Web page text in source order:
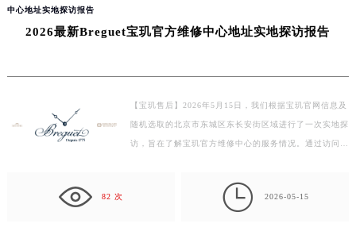
中心地址实地探访报告
2026最新Breguet宝玑官方维修中心地址实地探访报告
【宝玑售后】2026年5月15日，我们根据宝玑官网信息及
随机选取的北京市东城区东长安街区域进行了一次实地探
访，旨在了解宝玑官方维修中心的服务情况。通过访问官
82 次
 2026-05-15